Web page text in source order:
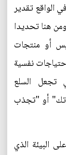
الواقع تقدير
هنا تحديدا
أو منتجات
نفسية
تجعل السلع
أو "تجذب
البيئة الذي